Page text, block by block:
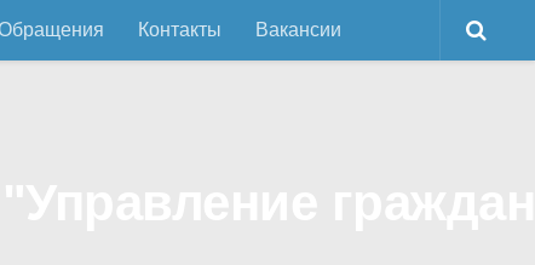
Контакты Вакансии